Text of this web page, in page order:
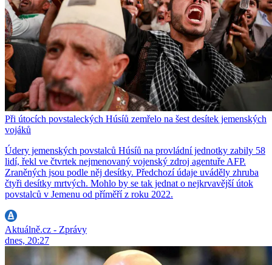
Při útocích povstaleckých Húsíů zemřelo na šest desítek jemenských
vojáků
Údery jemenských povstalců Húsíů na provládní jednotky zabily 58
lidí, řekl ve čtvrtek nejmenovaný vojenský zdroj agentuře AFP.
Zraněných jsou podle něj desítky. Předchozí údaje uváděly zhruba
čtyři desítky mrtvých. Mohlo by se tak jednat o nejkrvavější útok
povstalců v Jemenu od příměří z roku 2022.
Aktuálně.cz - Zprávy
dnes, 20:27